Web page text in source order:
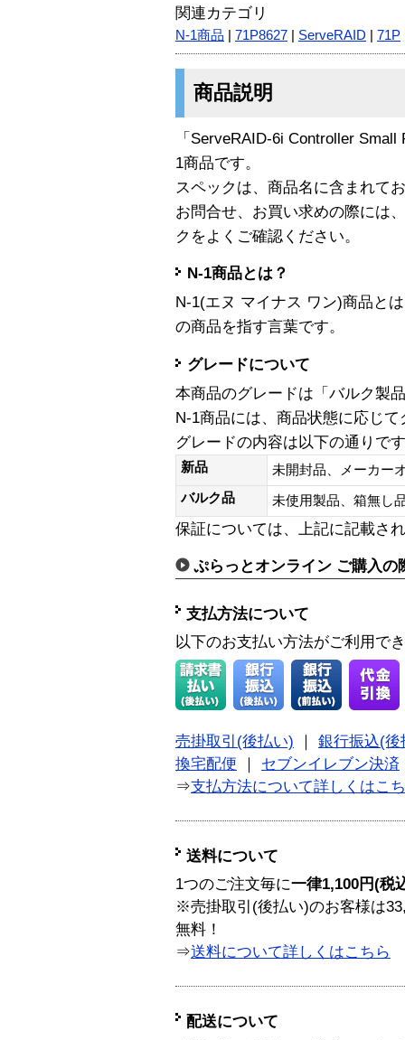
関連カテゴリ
N-1商品 71P8627 ServeRAID 71P
商品説明
「ServeRAID-6i Controller
1商品です。
スペックは、商品名に含まれて
お問合せ、お買い求めの際には
クをよくご確認ください。
N-1商品とは？
N-1(エヌ マイナス ワン)商品と
の商品を指す言葉です。
グレードについて
本商品のグレードは「バルク製
N-1商品には、商品状態に応じ
グレードの内容は以下の通りで
新品
未開封品、メーカー
バルク品
未使用製品、箱無
保証については、上記に記載さ
ぷらっとオンライン ご購入の
支払方法について
以下のお支払い方法がご利用で
売掛取引(後払い)
銀行振込(後
換宅配便
セブンイレブン決済
⇒支払方法について詳しくはこ
送料について
1つのご注文毎に一律1,100円(税
※売掛取引(後払い)のお客様は
無料！
⇒送料について詳しくはこちら
配送について